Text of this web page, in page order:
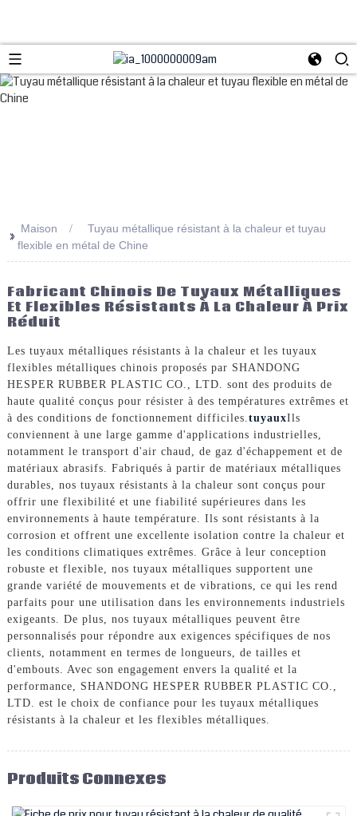
>> Maison
Tuyau métallique résistant à la chaleur et tuyau
flexible en métal de Chine
Fabricant Chinois De Tuyaux Métalliques
Et Flexibles Résistants À La Chaleur À Prix
Réduit
Les tuyaux métalliques résistants à la chaleur et les tuyaux
flexibles métalliques chinois proposés par SHANDONG
HESPER RUBBER PLASTIC CO., LTD. sont des produits de
haute qualité conçus pour résister à des températures extrêmes et
à des conditions de fonctionnement difficiles.tuyauxIls
conviennent à une large gamme d'applications industrielles,
notamment le transport d'air chaud, de gaz d'échappement et de
matériaux abrasifs. Fabriqués à partir de matériaux métalliques
durables, nos tuyaux résistants à la chaleur sont conçus pour
offrir une flexibilité et une fiabilité supérieures dans les
environnements à haute température. Ils sont résistants à la
corrosion et offrent une excellente isolation contre la chaleur et
les conditions climatiques extrêmes. Grâce à leur conception
robuste et flexible, nos tuyaux métalliques supportent une
grande variété de mouvements et de vibrations, ce qui les rend
parfaits pour une utilisation dans les environnements industriels
exigeants. De plus, nos tuyaux métalliques peuvent être
personnalisés pour répondre aux exigences spécifiques de nos
clients, notamment en termes de longueurs, de tailles et
d'embouts. Avec son engagement envers la qualité et la
performance, SHANDONG HESPER RUBBER PLASTIC CO.,
LTD. est le choix de confiance pour les tuyaux métalliques
résistants à la chaleur et les flexibles métalliques.
Produits Connexes